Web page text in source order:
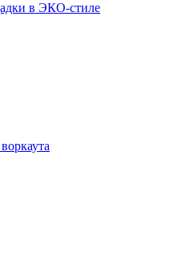
в ЭКО-стиле